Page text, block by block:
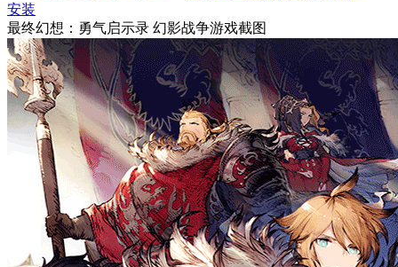
安装
最终幻想：勇气启示录 幻影战争游戏截图